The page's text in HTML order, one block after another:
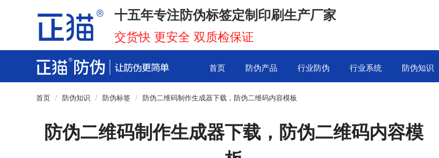
十五年专注防伪标签定制印刷生产厂家
交货快 更安全 双质检保证
首页 防伪产品 行业防伪 行业系统 防伪知识
首页 / 防伪知识 / 防伪标签 / 防伪二维码制作生成器下载，防伪二维码内容模板
防伪二维码制作生成器下载，防伪二维码内容模